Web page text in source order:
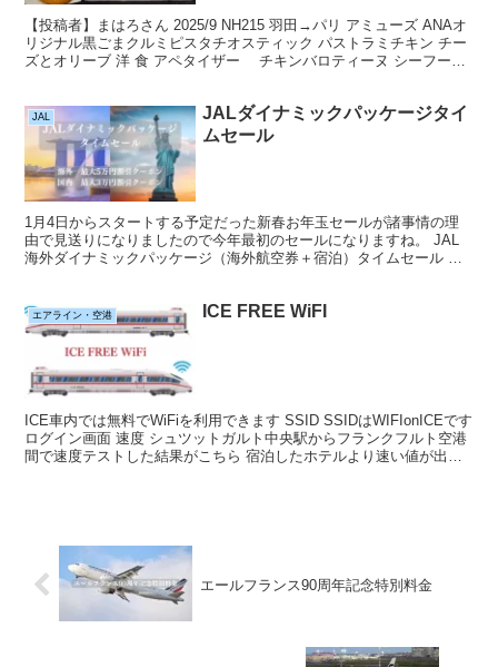
【投稿者】まはろさん 2025/9 NH215 羽田→パリ アミューズ ANAオ
リジナル黒ごまクルミピスタチオスティック パストラミチキン チー
ズとオリーブ 洋 食 アペタイザー チキンバロティーヌ シーフード
JAL
JALダイナミックパッケージタイ
ムセール
1月4日からスタートする予定だった新春お年玉セールが諸事情の理
由で見送りになりましたので今年最初のセールになりますね。 JAL
海外ダイナミックパッケージ（海外航空券＋宿泊）タイムセール 予
エアライン・空港 ICE FREE WiFI
ICE車内では無料でWiFiを利用できます SSID SSIDはWIFIonICEです
ログイン画面 速度 シュツットガルト中央駅からフランクフルト空港
間で速度テストした結果がこちら 宿泊したホテルより速い値が出て
エールフランス90周年記念特別料金